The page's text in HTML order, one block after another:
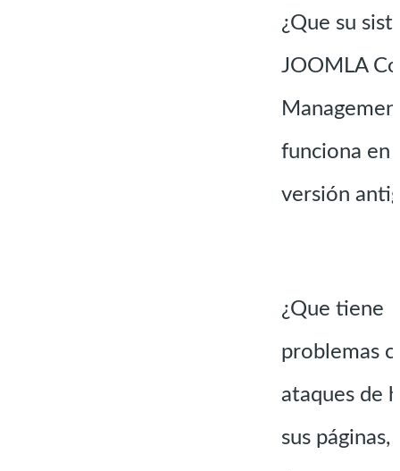
¿Que su
JOOMLA
funciona en
versión
¿Que tiene
problemas
ataques de
sus páginas,